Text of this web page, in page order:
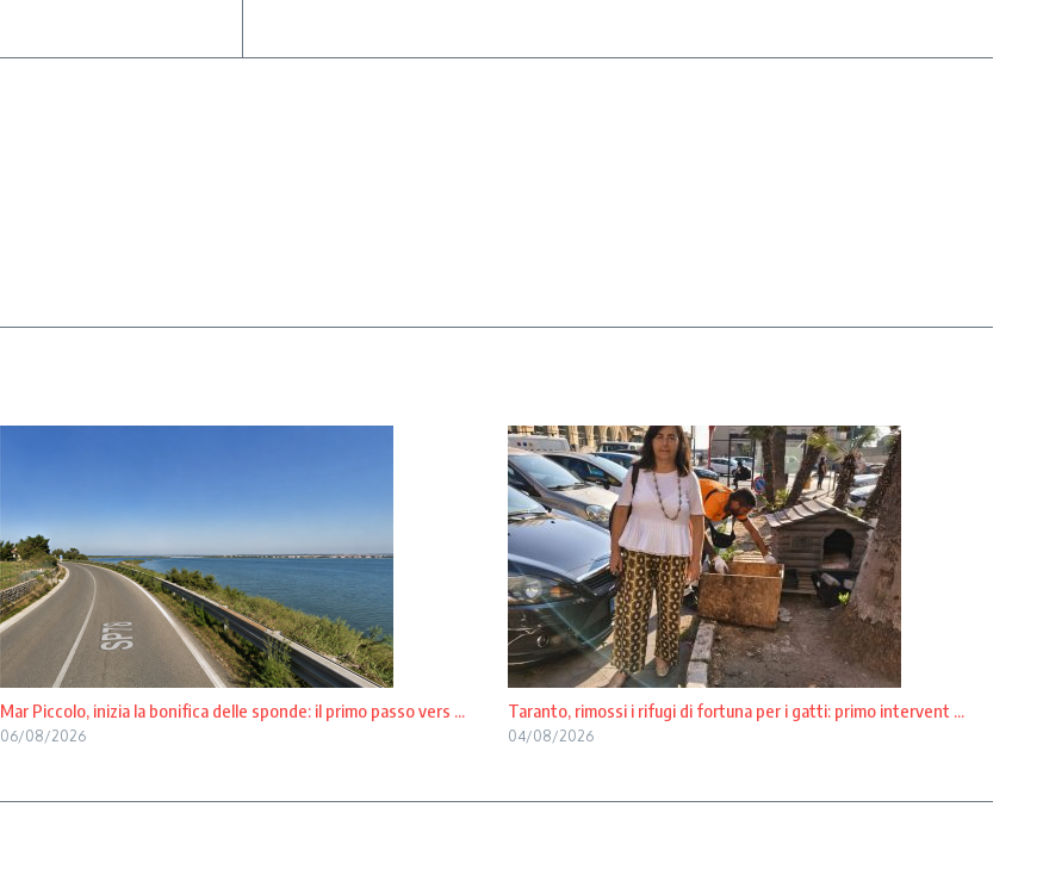
Mar Piccolo, inizia la bonifica delle sponde: il primo passo vers ...
06/08/2026
Taranto, rimossi i rifugi di fortuna per i gatti: primo intervent ...
04/08/2026